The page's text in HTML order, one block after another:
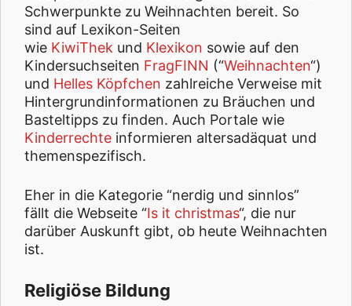
Schwerpunkte zu Weihnachten bereit. So
sind auf Lexikon-Seiten
wie KiwiThek und Klexikon sowie auf den
Kindersuchseiten FragFINN (“Weihnachten“)
und Helles Köpfchen zahlreiche Verweise mit
Hintergrundinformationen zu Bräuchen und
Basteltipps zu finden. Auch Portale wie
Kinderrechte informieren altersadäquat und
themenspezifisch.
Eher in die Kategorie “nerdig und sinnlos”
fällt die Webseite “Is it christmas“, die nur
darüber Auskunft gibt, ob heute Weihnachten
ist.
Religiöse Bildung